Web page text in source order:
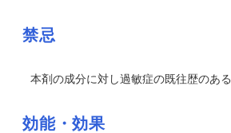
禁忌
本剤の成分に対し過敏症の既往歴のあ
効能・効果